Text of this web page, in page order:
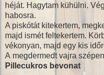
héját. Hagytam kühülni.
habosra.
A piskótát kitekertem,
majd ismét feltekertem.
vékonyan, majd egy kis
A megdermedt vajra
Pillecukros bevonat